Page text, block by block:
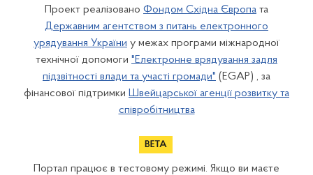
Проект реалізовано Фондом Східна Європа та
Державним агентством з питань електронного
урядування України у межах програми міжнародної
технічної допомоги "Електронне врядування задля
підзвітності влади та участі громади" (EGAP) , за
фінансової підтримки Швейцарської агенції розвитку та
співробітництва
Портал працює в тестовому режимі. Якщо ви маєте